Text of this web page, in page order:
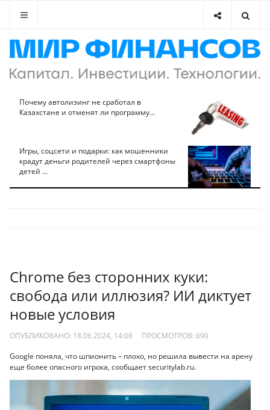
Почему автолизинг не сработал в
Казахстане и отменят ли программу...
Игры, соцсети и подарки: как мошенники
крадут деньги родителей через смартфоны
детей ...
Chrome без сторонних куки:
свобода или иллюзия? ИИ диктует
новые условия
ОПУБЛИКОВАНО: 18.06.2024, 14:08 ПРОСМОТРОВ: 690
Google поняла, что шпионить – плохо, но решила вывести на арену
еще более опасного игрока, сообщает securitylab.ru.